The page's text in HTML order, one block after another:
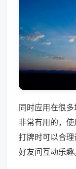
同时应用在很
非常有用的，
打牌时可以合
好友间互动乐趣